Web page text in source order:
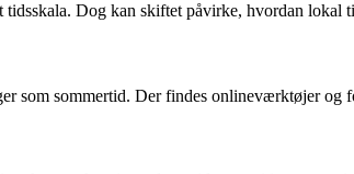
Dog kan skiftet påvirke, hvordan lokal
som sommertid. Der findes onlineværktøjer og